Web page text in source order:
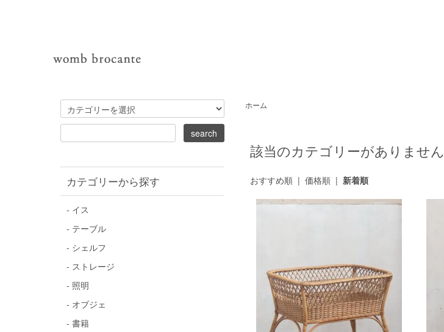
ホーム
該当のカテゴリーがありません
おすすめ順| 価格順| 新着順
カテゴリーから探す
- イス
- テーブル
- シェルフ
- ストレージ
- 照明
- オブジェ
- 書籍